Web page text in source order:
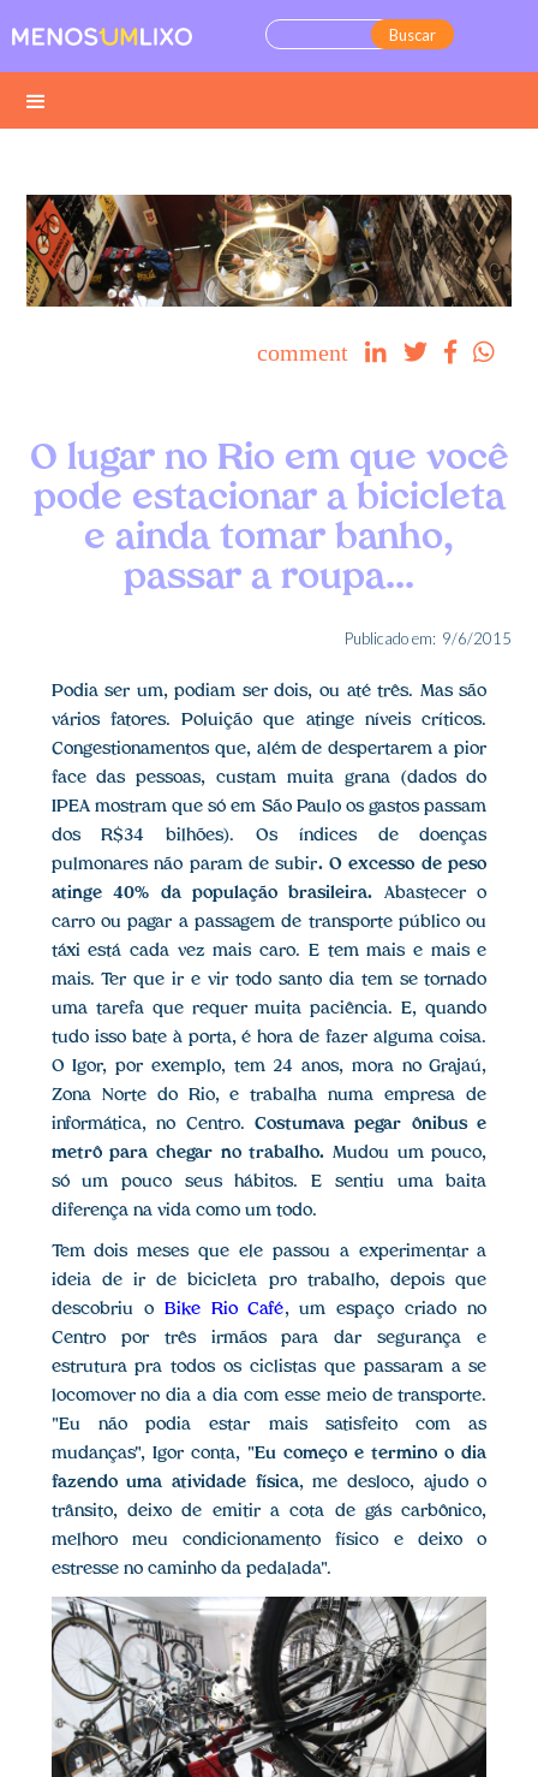
comment    
O lugar no Rio em que você
pode estacionar a bicicleta
e ainda tomar banho,
passar a roupa...
Publicado em: 9/6/2015
Podia ser um, podiam ser dois, ou até três. Mas são
vários fatores. Poluição que atinge níveis críticos.
Congestionamentos que, além de despertarem a pior
face das pessoas, custam muita grana (dados do
IPEA mostram que só em São Paulo os gastos passam
dos R$34 bilhões). Os índices de doenças
pulmonares não param de subir. O excesso de peso
atinge 40% da população brasileira. Abastecer o
carro ou pagar a passagem de transporte público ou
táxi está cada vez mais caro. E tem mais e mais e
mais. Ter que ir e vir todo santo dia tem se tornado
uma tarefa que requer muita paciência. E, quando
tudo isso bate à porta, é hora de fazer alguma coisa.
O Igor, por exemplo, tem 24 anos, mora no Grajaú,
Zona Norte do Rio, e trabalha numa empresa de
informática, no Centro. Costumava pegar ônibus e
metrô para chegar no trabalho. Mudou um pouco,
só um pouco seus hábitos. E sentiu uma baita
diferença na vida como um todo.
Tem dois meses que ele passou a experimentar a
ideia de ir de bicicleta pro trabalho, depois que
descobriu o Bike Rio Café, um espaço criado no
Centro por três irmãos para dar segurança e
estrutura pra todos os ciclistas que passaram a se
locomover no dia a dia com esse meio de transporte.
"Eu não podia estar mais satisfeito com as
mudanças", Igor conta, "Eu começo e termino o dia
fazendo uma atividade física, me desloco, ajudo o
trânsito, deixo de emitir a cota de gás carbônico,
melhoro meu condicionamento físico e deixo o
estresse no caminho da pedalada".